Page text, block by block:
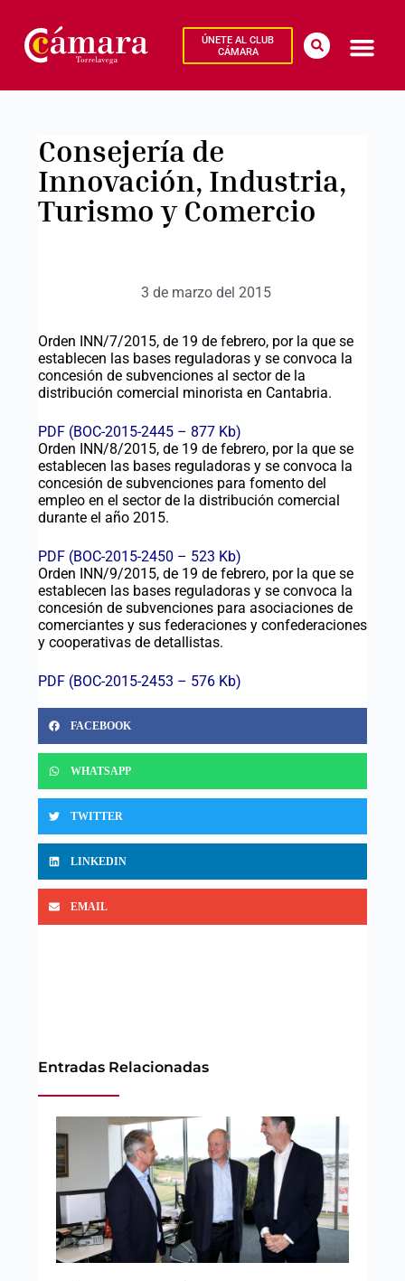
ÚNETE AL CLUB
CÁMARA
Consejería de
Innovación, Industria,
Turismo y Comercio
3 de marzo del 2015
Orden INN/7/2015, de 19 de febrero, por la que se
establecen las bases reguladoras y se convoca la
concesión de subvenciones al sector de la
distribución comercial minorista en Cantabria.
PDF (BOC-2015-2445 – 877 Kb)
Orden INN/8/2015, de 19 de febrero, por la que se
establecen las bases reguladoras y se convoca la
concesión de subvenciones para fomento del
empleo en el sector de la distribución comercial
durante el año 2015.
PDF (BOC-2015-2450 – 523 Kb)
Orden INN/9/2015, de 19 de febrero, por la que se
establecen las bases reguladoras y se convoca la
concesión de subvenciones para asociaciones de
comerciantes y sus federaciones y confederaciones
y cooperativas de detallistas.
PDF (BOC-2015-2453 – 576 Kb)
FACEBOOK
WHATSAPP
TWITTER
LINKEDIN
EMAIL
Entradas Relacionadas